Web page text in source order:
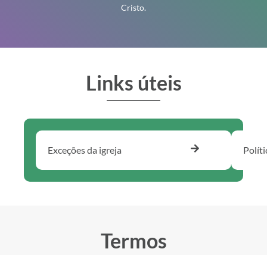
Cristo.
Links úteis
Exceções da igreja
Termos